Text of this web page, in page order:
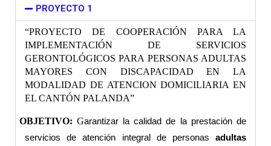
PROYECTO 1
“PROYECTO DE COOPERACIÓN PARA LA
IMPLEMENTACIÓN DE SERVICIOS
GERONTOLÓGICOS PARA PERSONAS ADULTAS
MAYORES CON DISCAPACIDAD EN LA
MODALIDAD DE ATENCION DOMICILIARIA EN
EL CANTÓN PALANDA”
OBJETIVO: Garantizar la calidad de la prestación de
servicios de atención integral de personas adultas